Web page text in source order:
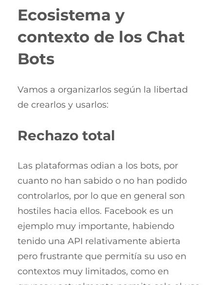
Ecosistema y
contexto de los Chat
Bots
Vamos a organizarlos según la libertad
de crearlos y usarlos:
Rechazo total
Las plataformas odian a los bots, por
cuanto no han sabido o no han podido
controlarlos, por lo que en general son
hostiles hacia ellos. Facebook es un
ejemplo muy importante, habiendo
tenido una API relativamente abierta
pero frustrante que permitía su uso en
contextos muy limitados, como en